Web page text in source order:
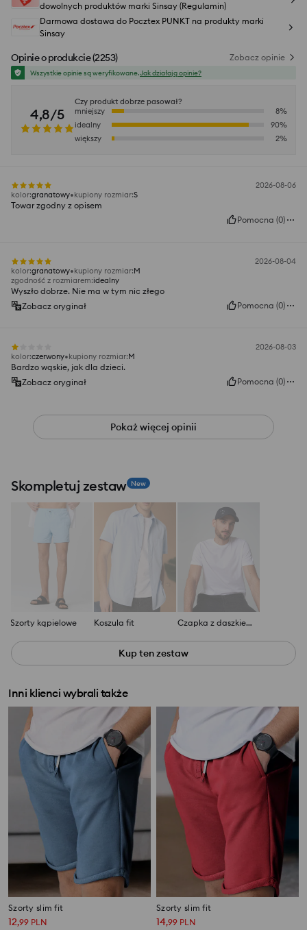
dowolnych produktów marki Sinsay (Regulamin)
Darmowa dostawa do Pocztex PUNKT na produkty marki
Sinsay
Opinie o produkcie(2253) Zobacz opinie
Wszystkie opinie są weryfikowane.Jak działają opinie?
4,8/5
Czy produkt dobrze pasował?
mniejszy
8%
idealny
90%
większy
2%
2026-08-06
kolor:granatowy kupiony rozmiar:S
Towar zgodny z opisem
Pomocna (0)
2026-08-04
kolor:granatowy kupiony rozmiar:M
zgodność z rozmiarem:idealny
Wyszło dobrze. Nie ma w tym nic złego
Zobacz oryginał
Pomocna (0)
2026-08-03
kolor:czerwony kupiony rozmiar:M
Bardzo wąskie, jak dla dzieci.
Zobacz oryginał
Pomocna (0)
Pokaż więcej opinii
Skompletuj zestaw New
Szorty kąpielowe Koszula fit Czapka z daszkiem The Moomins
Kup ten zestaw
Inni klienci wybrali także
Szorty slim fit
12,99 PLN
Szorty slim fit
14,99 PLN